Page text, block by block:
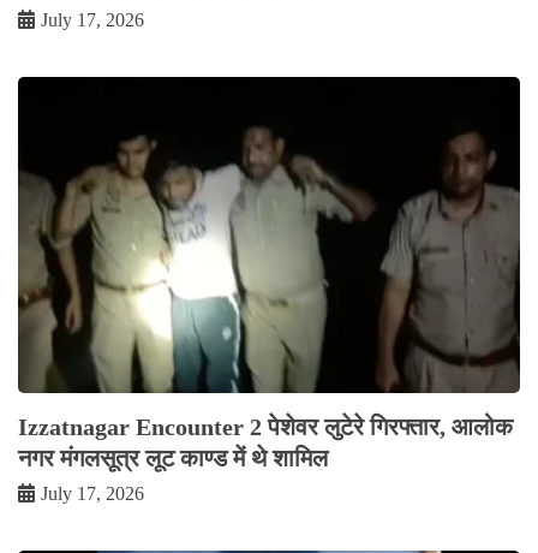
July 17, 2026
Izzatnagar Encounter 2 पेशेवर लुटेरे गिरफ्तार, आलोक
नगर मंगलसूत्र लूट काण्‍ड में थे शामिल
July 17, 2026